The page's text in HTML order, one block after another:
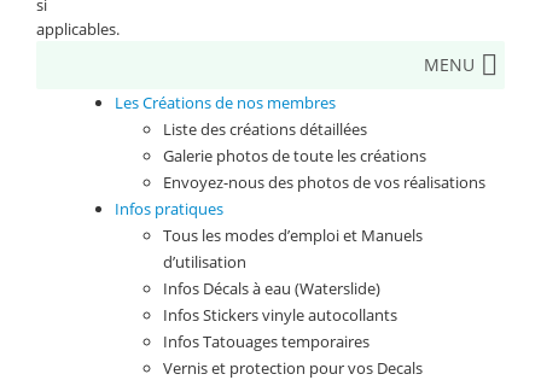
applicables.
MENU
Les Créations de nos membres
Liste des créations détaillées
Galerie photos de toute les créations
Envoyez-nous des photos de vos réalisations
Infos pratiques
Tous les modes d’emploi et Manuels
d’utilisation
Infos Décals à eau (Waterslide)
Infos Stickers vinyle autocollants
Infos Tatouages temporaires
Vernis et protection pour vos Decals